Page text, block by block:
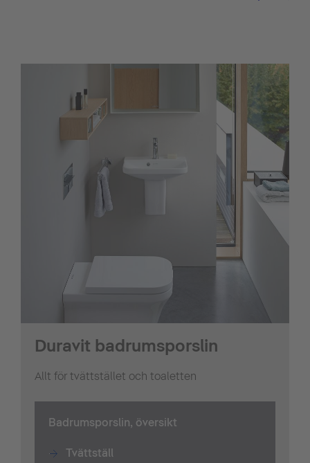
Duravit badrumsporslin
Allt för tvättstället och toaletten
Badrumsporslin, översikt
Tvättställ